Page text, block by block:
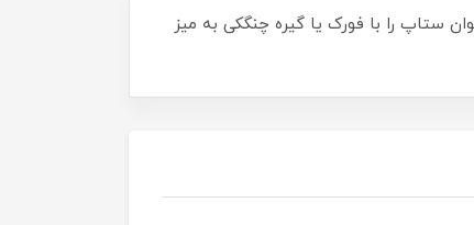
ستاپ را با فورک یا گیره چنگکی به میز